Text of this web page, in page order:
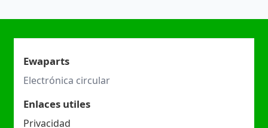
Ewaparts
Electrónica circular
Enlaces utiles
Privacidad